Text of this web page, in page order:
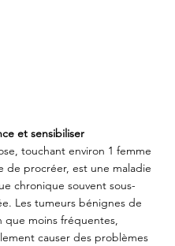
et sensibiliser
touchant environ 1 femme
de procréer, est une maladie
chronique souvent sous-
Les tumeurs bénignes de
que moins fréquentes,
causer des problèmes